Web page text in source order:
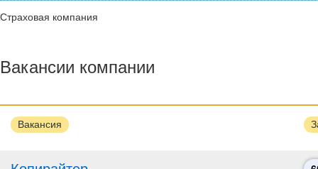
Страховая компания
Вакансии компании
Вакансия